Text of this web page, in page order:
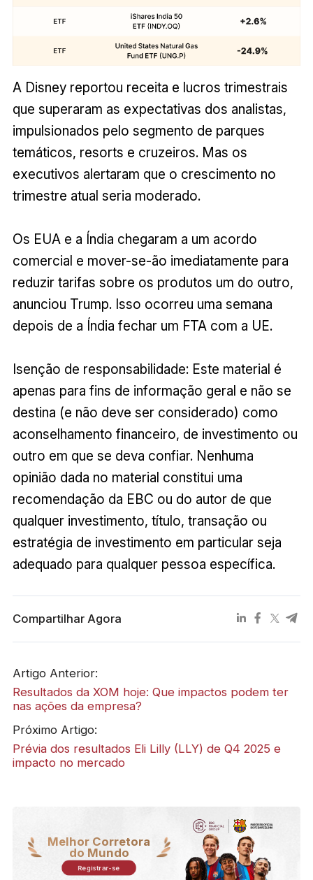
A Disney reportou receita e lucros trimestrais
que superaram as expectativas dos analistas,
impulsionados pelo segmento de parques
temáticos, resorts e cruzeiros. Mas os
executivos alertaram que o crescimento no
trimestre atual seria moderado.
Os EUA e a Índia chegaram a um acordo
comercial e mover-se-ão imediatamente para
reduzir tarifas sobre os produtos um do outro,
anunciou Trump. Isso ocorreu uma semana
depois de a Índia fechar um FTA com a UE.
Isenção de responsabilidade: Este material é
apenas para fins de informação geral e não se
destina (e não deve ser considerado) como
aconselhamento financeiro, de investimento ou
outro em que se deva confiar. Nenhuma
opinião dada no material constitui uma
recomendação da EBC ou do autor de que
qualquer investimento, título, transação ou
estratégia de investimento em particular seja
adequado para qualquer pessoa específica.
Compartilhar Agora
Artigo Anterior:
Resultados da XOM hoje: Que impactos podem ter
nas ações da empresa?
Próximo Artigo:
Prévia dos resultados Eli Lilly (LLY) de Q4 2025 e
impacto no mercado
Melhor Corretora
do Mundo
Registrar-se